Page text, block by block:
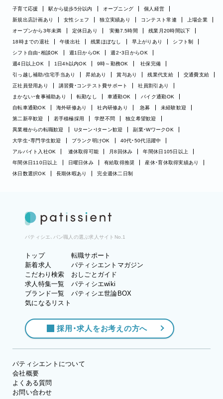
子育て応援 駅から徒歩5分以内 オープニング
個人経営
新規出店計画あり
女性シェフ 独立実績あり コンテスト常連
上場企業
オープンから3年未満
定休日あり 実働7.5時間
残業月20時間以下
18時までの退社
午後出社 残業ほぼなし 早上がりあり
シフト制
シフト自由・相談OK
週1日からOK
週2・3日からOK
週4日以上OK
1日4h以内OK 9時～勤務OK
社保完備
引っ越し補助/住宅手当あり
昇給あり 賞与あり 残業代支給
交通費支給
正社員登用あり
講習費・コンテスト費サポート
社員割引あり
まかない・食事補助あり
転勤なし 車通勤OK
バイク通勤OK
自転車通勤OK
海外研修あり 社内研修あり 急募
未経験歓迎
第二新卒歓迎
若手積極採用 学歴不問
独立希望歓迎
異業種からの転職歓迎
Uターン・Iターン歓迎
副業・WワークOK
大学生・専門学生歓迎
ブランク明けOK
40代・50代活躍中
アルバイト入社OK
連休取得可能 月8回休み
年間休日105日以上
年間休日110日以上
日曜日休み 有給取得推奨
産休・育休取得実績あり
休日数選択OK
長期休暇あり 完全週休二日制
パティシエ、パン職人の選ぶ求人サイトNo.1
トップ
新着求人
こだわり検索
求人特集一覧
ブランド一覧
気になるリスト
転職サポート
パティシエントマガジン
おしごとガイド
パティシエwiki
パティシエ世論BOX
採用・求人をお考えの方へ
パティシエントについて
会社概要
よくある質問
お問い合わせ